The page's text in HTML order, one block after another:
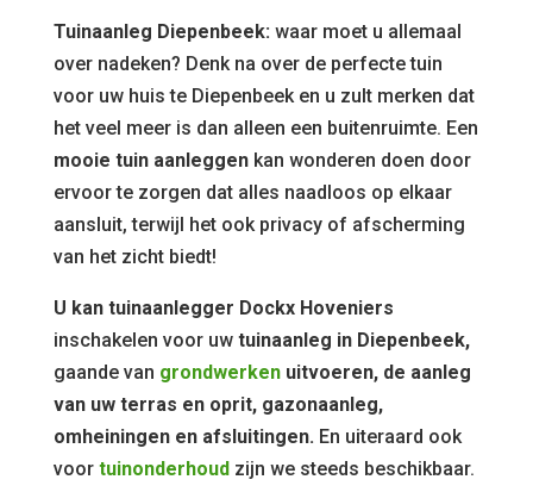
Tuinaanleg Diepenbeek:waar moet u allemaal
over nadeken? Denk na over de perfecte tuin
voor uw huis te Diepenbeek en u zult merken dat
het veel meer is dan alleen een buitenruimte. Een
mooie tuin aanleggenkan wonderen doen door
ervoor te zorgen dat alles naadloos op elkaar
aansluit, terwijl het ook privacy of afscherming
van het zicht biedt!
U kan tuinaanlegger Dockx Hoveniers
inschakelen voor uwtuinaanleg in Diepenbeek,
gaande van grondwerkenuitvoeren, de aanleg
van uw terras en oprit, gazonaanleg,
omheiningen en afsluitingen. En uiteraard ook
voor tuinonderhoudzijn we steeds beschikbaar.